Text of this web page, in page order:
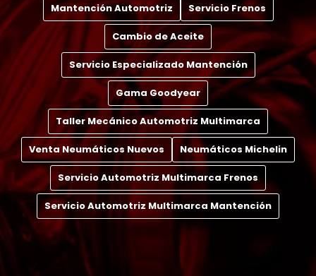
Mantención Automotriz Servicio Frenos
Cambio de Aceite
Servicio Especializado Mantención
Gama Goodyear
Taller Mecánico Automotriz Multimarca
Venta Neumáticos Nuevos Neumáticos Michelin
Servicio Automotriz Multimarca Frenos
Servicio Automotriz Multimarca Mantención